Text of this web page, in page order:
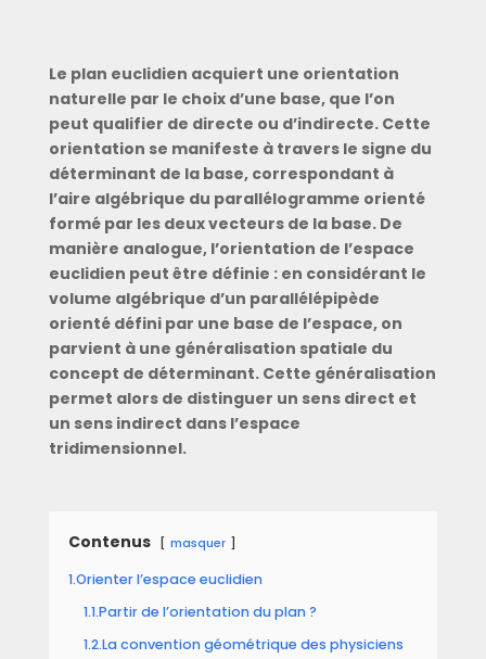
Le plan euclidien acquiert une orientation
naturelle par le choix d’une base, que l’on
peut qualifier de directe ou d’indirecte. Cette
orientation se manifeste à travers le signe du
déterminant de la base, correspondant à
l’aire algébrique du parallélogramme orienté
formé par les deux vecteurs de la base. De
manière analogue, l’orientation de l’espace
euclidien peut être définie : en considérant le
volume algébrique d’un parallélépipède
orienté défini par une base de l’espace, on
parvient à une généralisation spatiale du
concept de déterminant. Cette généralisation
permet alors de distinguer un sens direct et
un sens indirect dans l’espace
tridimensionnel.
Contenus masquer
1.Orienter l’espace euclidien
1.1.Partir de l’orientation du plan ?
1.2.La convention géométrique des physiciens